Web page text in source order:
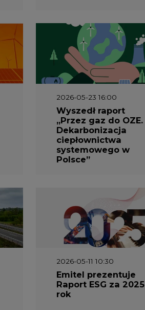
2026-05-23 16:00
Wyszedł raport
„Przez gaz do OZE.
Dekarbonizacja
ciepłownictwa
systemowego w
Polsce”
2026-05-11 10:30
Emitel prezentuje
Raport ESG za 2025
rok